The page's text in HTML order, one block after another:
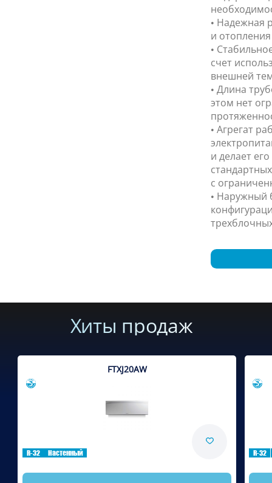
• Надежная
и
•
счет
внешней
• Длина
этом нет
• Агрегат
и делает
с
• Наружный
Хиты продаж
FTXJ20AW
R-32 Настенный R-32